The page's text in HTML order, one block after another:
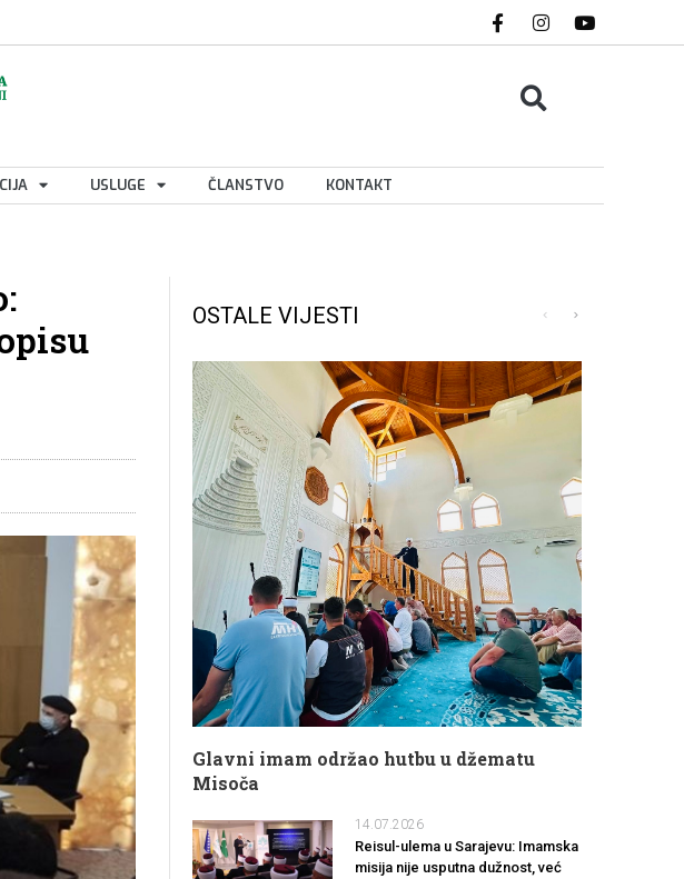
USLUGE ČLANSTVO KONTAKT
OSTALE VIJESTI
Glavni imam održao hutbu u džematu
Misoča
14.07.2026
Reisul-ulema u Sarajevu: Imamska
misija nije usputna dužnost, već